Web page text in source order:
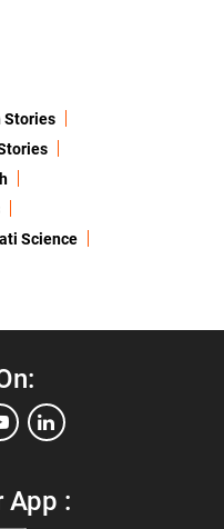
Stories
Science
App :